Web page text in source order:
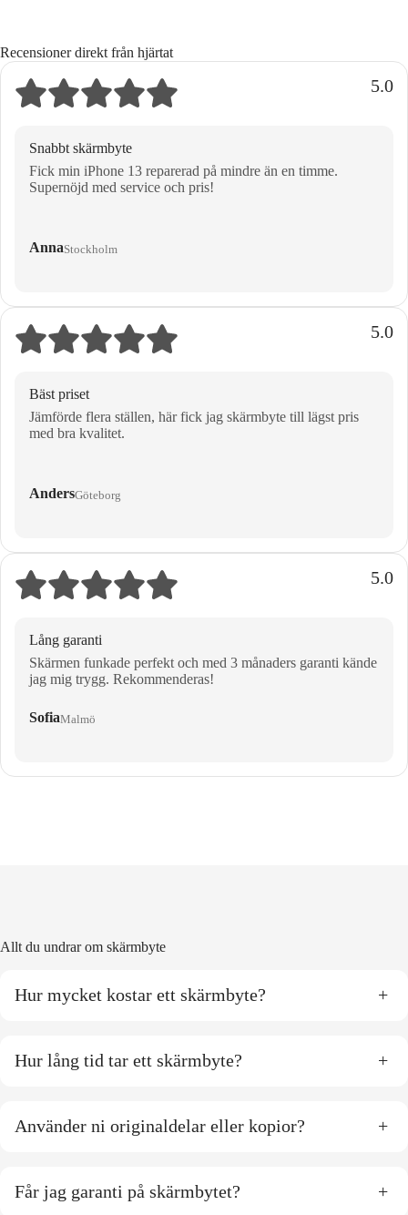
Recensioner direkt från hjärtat
5.0
Snabbt skärmbyte
Fick min iPhone 13 reparerad på mindre än en timme.
Supernöjd med service och pris!
AnnaStockholm
5.0
Bäst priset
Jämförde flera ställen, här fick jag skärmbyte till lägst pris
med bra kvalitet.
AndersGöteborg
5.0
Lång garanti
Skärmen funkade perfekt och med 3 månaders garanti kände
jag mig trygg. Rekommenderas!
SofiaMalmö
Allt du undrar om skärmbyte
Hur mycket kostar ett skärmbyte? +
Hur lång tid tar ett skärmbyte? +
Använder ni originaldelar eller kopior? +
Får jag garanti på skärmbytet? +